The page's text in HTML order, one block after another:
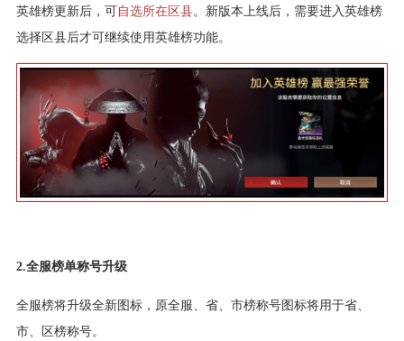
英雄榜更新后，可自选所在区县。新版本上线后，需要进入英雄榜
选择区县后才可继续使用英雄榜功能。
2.全服榜单称号升级
全服榜将升级全新图标，原全服、省、市榜称号图标将用于省、
市、区榜称号。